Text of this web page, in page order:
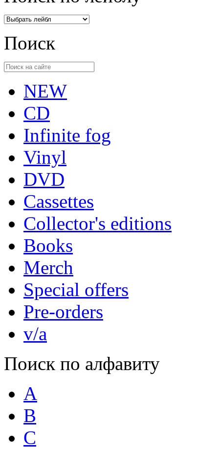
Поиск
NEW
CD
Infinite fog
Vinyl
DVD
Cassettes
Collector's editions
Books
Merch
Special offers
Pre-orders
v/a
Поиск по алфавиту
A
B
C